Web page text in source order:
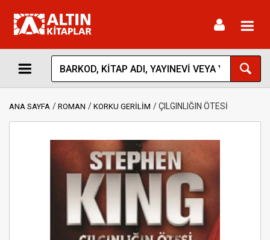
ANA SAYFA ROMAN KORKU GERİLİM ÇILGINLIĞIN ÖTESİ